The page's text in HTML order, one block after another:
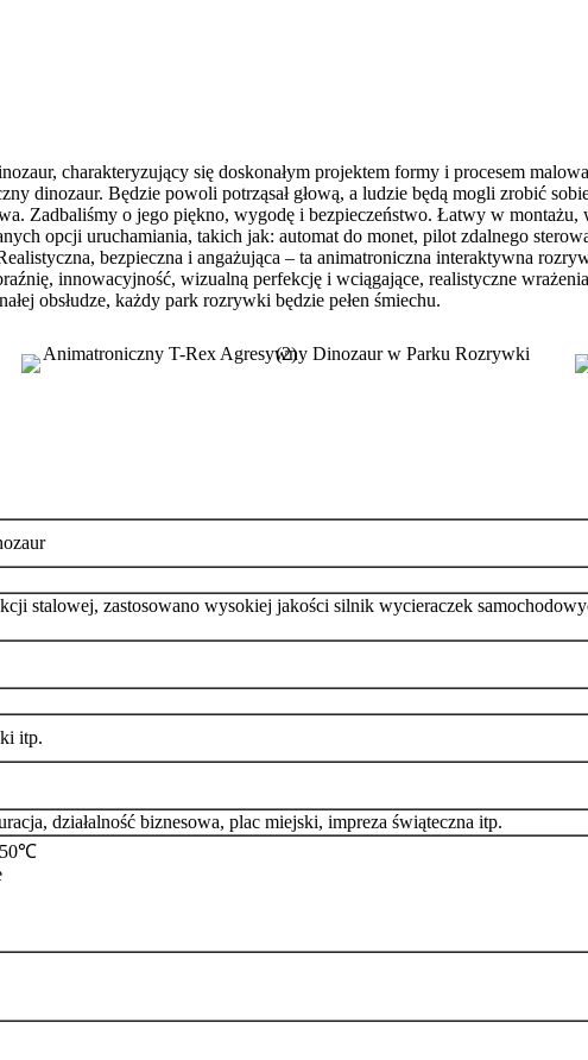
charakteryzujący się doskonałym projektem formy i procesem
dinozaur. Będzie powoli potrząsał głową, a ludzie będą mogli zrobić
Zadbaliśmy o jego piękno, wygodę i bezpieczeństwo. Łatwy w
opcji uruchamiania, takich jak: automat do monet, pilot zdalnego
bezpieczna i angażująca – ta animatroniczna interaktywna
innowacyjność, wizualną perfekcję i wciągające, realistyczne wrażenia.
obsłudze, każdy park rozrywki będzie pełen śmiechu.
stalowej, zastosowano wysokiej jakości silnik wycieraczek
itp.
działalność biznesowa, plac miejski, impreza świąteczna itp.
50℃